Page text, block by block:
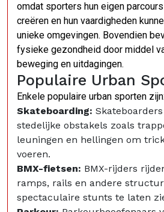
omdat sporters hun eigen
creëren en hun vaardigheden
unieke omgevingen. Bovendien
fysieke gezondheid door middel
beweging en uitdagingen.
Populaire Urban
Enkele populaire urban sporten zijn:
Skateboarding:
stedelijke obstakels zoals
leuningen en hellingen om
voeren.
BMX-fietsen: BMX-rijders
ramps, rails en andere
spectaculaire stunts te laten